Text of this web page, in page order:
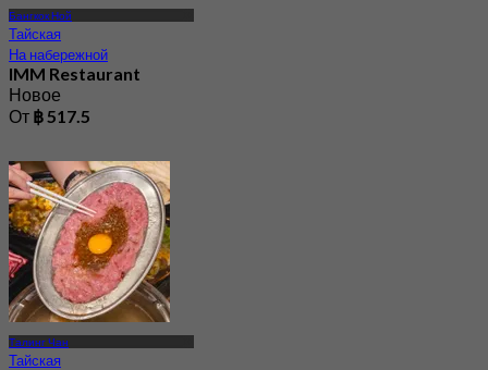
Бангкок Ной
Тайская
На набережной
IMM Restaurant
Новое
От ฿ 517.5
Талинг Чан
Тайская